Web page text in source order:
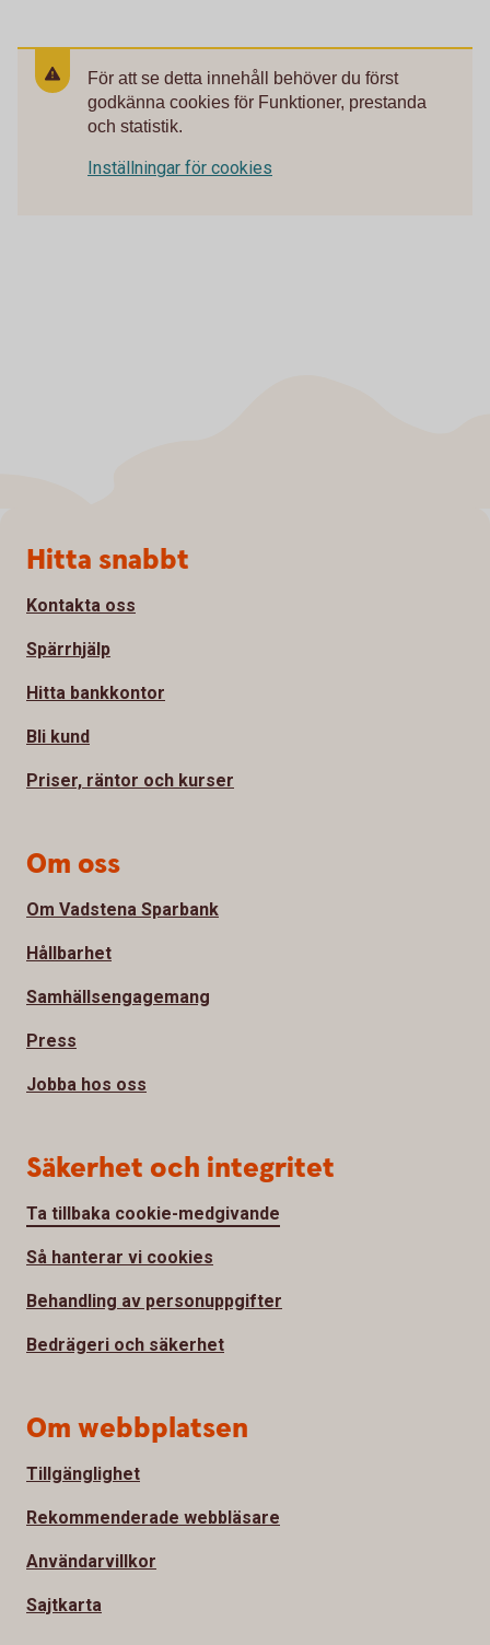
För att se detta innehåll behöver du först
godkänna cookies för Funktioner, prestanda
och statistik.
Inställningar för cookies
Sidfot
Hitta snabbt
Kontakta oss
Spärrhjälp
Hitta bankkontor
Bli kund
Priser, räntor och kurser
Om oss
Om Vadstena Sparbank
Hållbarhet
Samhällsengagemang
Press
Jobba hos oss
Säkerhet och integritet
Ta tillbaka cookie-medgivande
Så hanterar vi cookies
Behandling av personuppgifter
Bedrägeri och säkerhet
Om webbplatsen
Tillgänglighet
Rekommenderade webbläsare
Användarvillkor
Sajtkarta